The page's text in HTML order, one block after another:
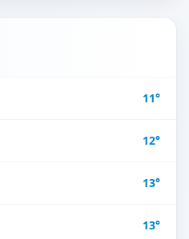
11°
12°
13°
13°